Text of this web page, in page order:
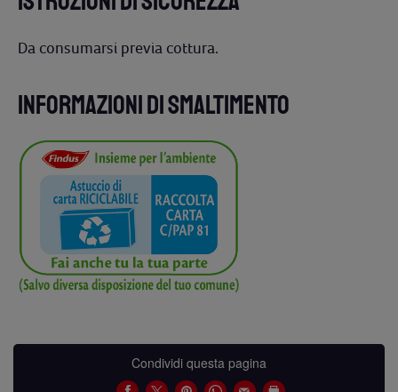
Da consumarsi previa cottura.
INFORMAZIONI DI SMALTIMENTO
Condividi questa pagina